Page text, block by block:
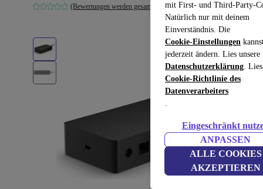
mit First- und Third-Party-
Natürlich nur mit deinem
Einverständnis. Die
Cookie-Einstellungen
jederzeit ändern. Lies unsere
Datenschutzerklärung.
Cookie-Richtlinie des
Datenverarbeiters
.
Eingeschränkt
ANPASSEN
ALLE COOKIES
AKZEPTIEREN
(Bewertungen werden gesammelt)